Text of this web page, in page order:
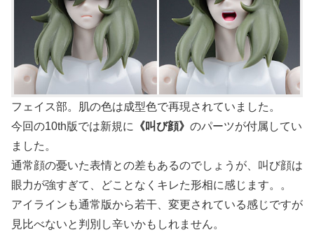
フェイス部。肌の色は成型色で再現されていました。
今回の10th版では新規に
《叫び顔》 のパーツが付属してい
ました。
通常顔の憂いた表情との差もあるのでしょうが、叫び顔は
眼力が強すぎて、どことなくキレた形相に感じます。。
アイラインも通常版から若干、変更されている感じですが
見比べないと判別し辛いかもしれません。